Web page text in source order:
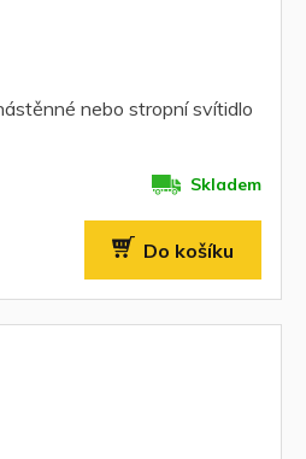
nebo stropní svítidlo
Skladem
Do košíku